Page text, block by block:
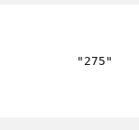
"275"